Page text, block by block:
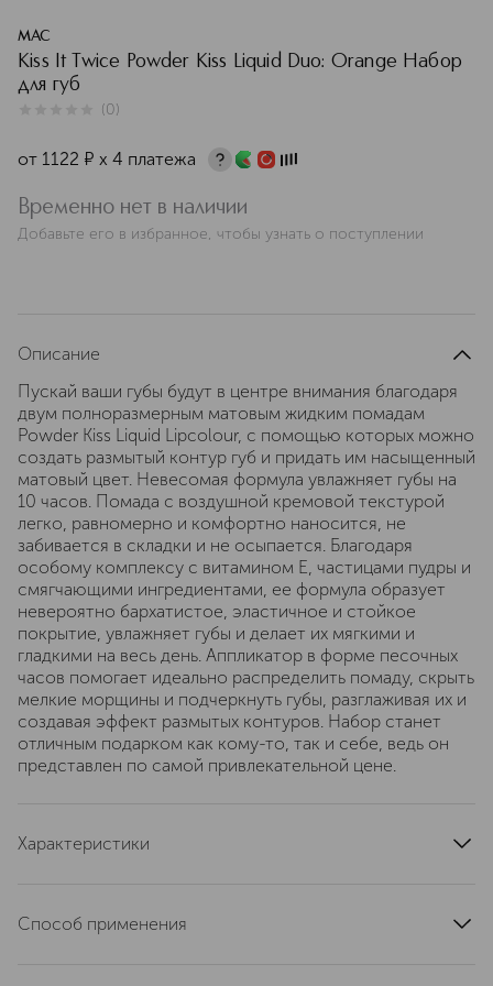
MAC
Kiss It Twice Powder Kiss Liquid Duo: Orange Набор
для губ
(0)
от 1122 ¤ х 4 платежа
Временно нет в наличии
Добавьте его в избранное, чтобы узнать о поступлении
Описание
Пускай ваши губы будут в центре внимания благодаря
двум полноразмерным матовым жидким помадам
Powder Kiss Liquid Lipcolour, с помощью которых можно
создать размытый контур губ и придать им насыщенный
матовый цвет. Невесомая формула увлажняет губы на
10 часов. Помада с воздушной кремовой текстурой
легко, равномерно и комфортно наносится, не
забивается в складки и не осыпается. Благодаря
особому комплексу с витамином E, частицами пудры и
смягчающими ингредиентами, ее формула образует
невероятно бархатистое, эластичное и стойкое
покрытие, увлажняет губы и делает их мягкими и
гладкими на весь день. Аппликатор в форме песочных
часов помогает идеально распределить помаду, скрыть
мелкие морщины и подчеркнуть губы, разглаживая их и
создавая эффект размытых контуров. Набор станет
отличным подарком как кому-то, так и себе, ведь он
представлен по самой привлекательной цене.
Характеристики
Способ применения